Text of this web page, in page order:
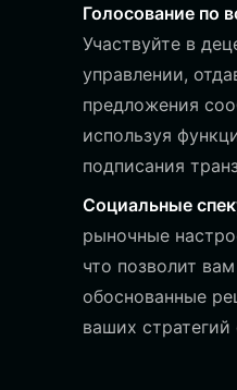
Голосование по
Участвуйте в
управлении,
предложения
используя
подписания
Социальные
рыночные
что позволит
обоснованные
ваших